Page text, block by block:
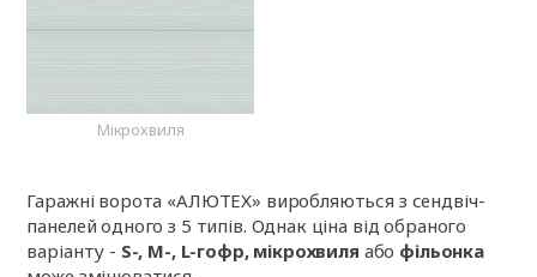
Мікрохвиля
Гаражні ворота «АЛЮТЕХ» виробляються з сендвіч-
панелей одного з 5 типів. Однак ціна від обраного
варіанту - S-, M-, L-гофр, мікрохвиля або фільонка